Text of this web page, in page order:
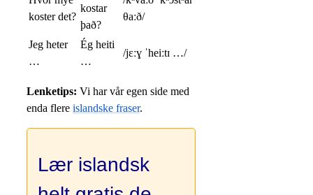
koster det?
kostar
það?
θaːð/
Jeg heter
…
Ég heiti
…
/jɛːɣ ˈheiːtɪ …/
Lenketips: Vi har vår egen side med
enda flere islandske fraser.
Lær islandsk